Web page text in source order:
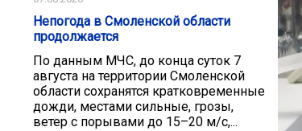
Непогода в Смоленской области
продолжается
По данным МЧС, до конца суток 7
августа на территории Смоленской
области сохранятся кратковременные
дожди, местами сильные, грозы,
ветер с порывами до 15–20 м/с,...